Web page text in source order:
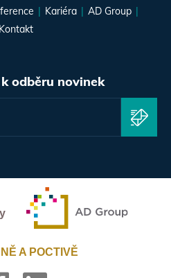
Kariéra
AD Group
Kontakt
odběru novinek
A POCTIVĚ